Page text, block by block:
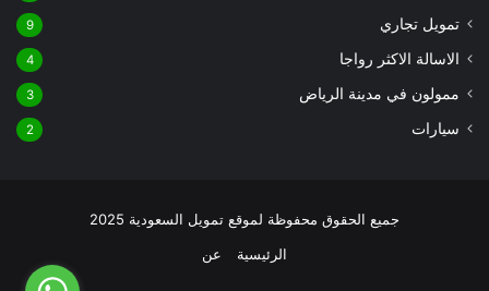
تمويل تجاري 9
الاسالة الاكثر رواجا 4
ممولون في مدينة الرياض 3
سيارات 2
جميع الحقوق محفوظة لموقع تمويل السعودية 2025
الرئيسية
عن